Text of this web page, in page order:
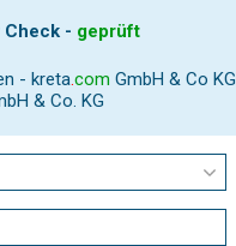
Check - geprüft
- kreta.com GmbH & Co
& Co. KG